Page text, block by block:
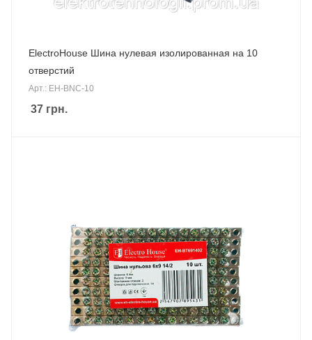
ElectroHouse Шина нулевая изолированная на 10
отверстий
Арт.: EH-BNC-10
37 грн.